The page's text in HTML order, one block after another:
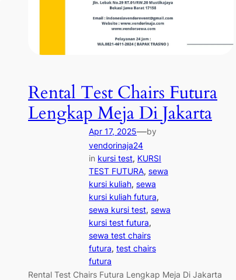
Rental Test Chairs Futura
Lengkap Meja Di Jakarta
Apr 17, 2025—by
vendorinaja24
in kursi test, KURSI
TEST FUTURA, sewa
kursi kuliah, sewa
kursi kuliah futura
sewa kursi test, sewa
kursi test futura
sewa test chairs
futura, test chairs
futura
Rental Test Chairs Futura Lengkap Meja Di Jakarta